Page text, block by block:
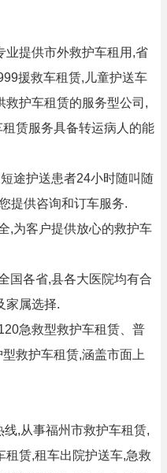
业提供市外救护车租用,省
援救车租赁,儿童护送车
救护车租赁的服务型公司,
赁服务具备转运病人的能
途护送患者24小时随叫随
提供咨询和订车服务.
,为客户提供放心的救护车
国各省,县各大医院均有合
家属选择.
急救型救护车租赁、普
救护车租赁,涵盖市面上
,从事福州市救护车租赁,
租赁,租车出院护送车,急救